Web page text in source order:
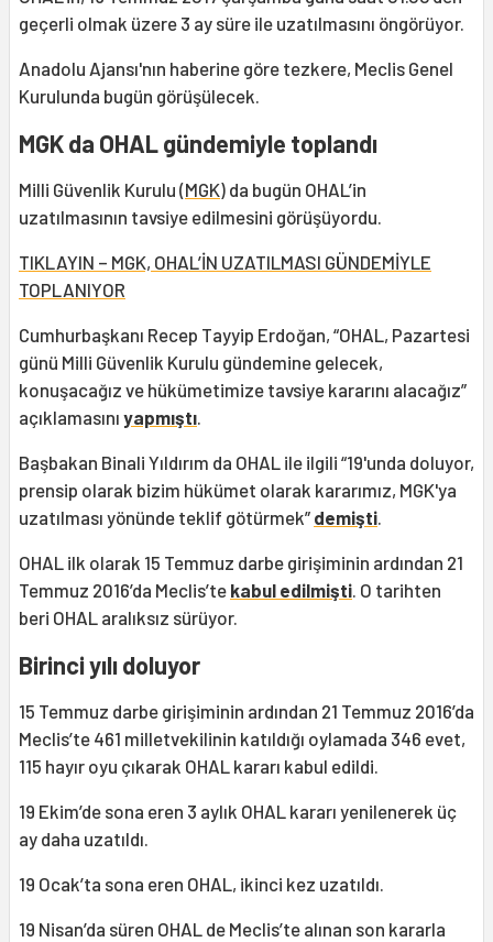
geçerli olmak üzere 3 ay süre ile uzatılmasını öngörüyor.
Anadolu Ajansı'nın haberine göre tezkere, Meclis Genel
Kurulunda bugün görüşülecek.
MGK da OHAL gündemiyle toplandı
Milli Güvenlik Kurulu (MGK) da bugün OHAL’in
uzatılmasının tavsiye edilmesini görüşüyordu.
TIKLAYIN – MGK, OHAL’İN UZATILMASI GÜNDEMİYLE
TOPLANIYOR
Cumhurbaşkanı Recep Tayyip Erdoğan, “OHAL, Pazartesi
günü Milli Güvenlik Kurulu gündemine gelecek,
konuşacağız ve hükümetimize tavsiye kararını alacağız”
açıklamasını yapmıştı.
Başbakan Binali Yıldırım da OHAL ile ilgili “19'unda doluyor,
prensip olarak bizim hükümet olarak kararımız, MGK'ya
uzatılması yönünde teklif götürmek” demişti.
OHAL ilk olarak 15 Temmuz darbe girişiminin ardından 21
Temmuz 2016’da Meclis’te kabul edilmişti. O tarihten
beri OHAL aralıksız sürüyor.
Birinci yılı doluyor
15 Temmuz darbe girişiminin ardından 21 Temmuz 2016’da
Meclis’te 461 milletvekilinin katıldığı oylamada 346 evet,
115 hayır oyu çıkarak OHAL kararı kabul edildi.
19 Ekim’de sona eren 3 aylık OHAL kararı yenilenerek üç
ay daha uzatıldı.
19 Ocak’ta sona eren OHAL, ikinci kez uzatıldı.
19 Nisan’da süren OHAL de Meclis’te alınan son kararla